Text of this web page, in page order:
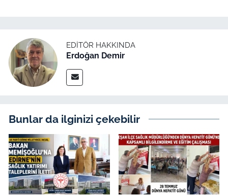
EDITÖR HAKKINDA
Erdoğan Demir
Bunlar da ilginizi çekebilir